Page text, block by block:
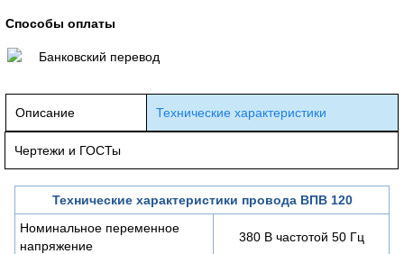
Способы оплаты
Банковский перевод
Описание Технические характеристики
Чертежи и ГОСТы
Технические характеристики провода ВПВ 120
Номинальное переменное
напряжение
380 В частотой 50 Гц